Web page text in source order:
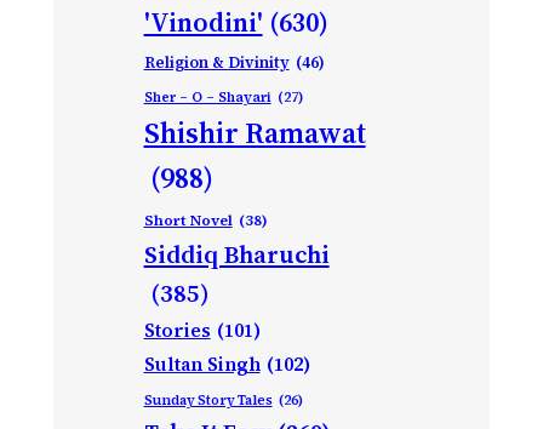
'Vinodini' (630)
Religion & Divinity (46)
Sher – O – Shayari (27)
Shishir Ramawat
(988)
Short Novel (38)
Siddiq Bharuchi
(385)
Stories (101)
Sultan Singh (102)
Sunday Story Tales (26)